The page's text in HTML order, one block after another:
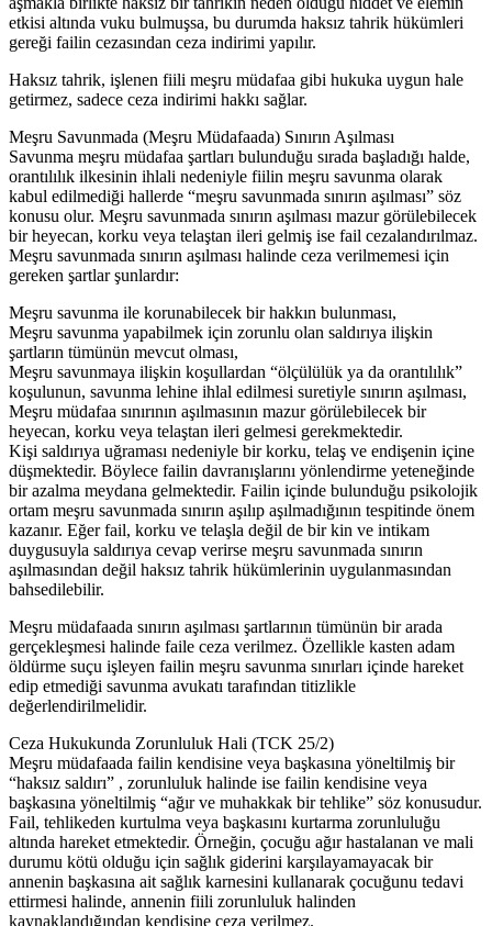
etkisi altında vuku bulmuşsa, bu durumda haksız tahrik hükümleri
gereği failin cezasından ceza indirimi yapılır.
Haksız tahrik, işlenen fiili meşru müdafaa gibi hukuka uygun hale
getirmez, sadece ceza indirimi hakkı sağlar.
Meşru Savunmada (Meşru Müdafaada) Sınırın Aşılması
Savunma meşru müdafaa şartları bulunduğu sırada başladığı halde,
orantılılık ilkesinin ihlali nedeniyle fiilin meşru savunma olarak
kabul edilmediği hallerde “meşru savunmada sınırın aşılması” söz
konusu olur. Meşru savunmada sınırın aşılması mazur görülebilecek
bir heyecan, korku veya telaştan ileri gelmiş ise fail cezalandırılmaz.
Meşru savunmada sınırın aşılması halinde ceza verilmemesi için
gereken şartlar şunlardır:
Meşru savunma ile korunabilecek bir hakkın bulunması,
Meşru savunma yapabilmek için zorunlu olan saldırıya ilişkin
şartların tümünün mevcut olması,
Meşru savunmaya ilişkin koşullardan “ölçülülük ya da orantılılık”
koşulunun, savunma lehine ihlal edilmesi suretiyle sınırın aşılması,
Meşru müdafaa sınırının aşılmasının mazur görülebilecek bir
heyecan, korku veya telaştan ileri gelmesi gerekmektedir.
Kişi saldırıya uğraması nedeniyle bir korku, telaş ve endişenin içine
düşmektedir. Böylece failin davranışlarını yönlendirme yeteneğinde
bir azalma meydana gelmektedir. Failin içinde bulunduğu psikolojik
ortam meşru savunmada sınırın aşılıp aşılmadığının tespitinde önem
kazanır. Eğer fail, korku ve telaşla değil de bir kin ve intikam
duygusuyla saldırıya cevap verirse meşru savunmada sınırın
aşılmasından değil haksız tahrik hükümlerinin uygulanmasından
bahsedilebilir.
Meşru müdafaada sınırın aşılması şartlarının tümünün bir arada
gerçekleşmesi halinde faile ceza verilmez. Özellikle kasten adam
öldürme suçu işleyen failin meşru savunma sınırları içinde hareket
edip etmediği savunma avukatı tarafından titizlikle
değerlendirilmelidir.
Ceza Hukukunda Zorunluluk Hali (TCK 25/2)
Meşru müdafaada failin kendisine veya başkasına yöneltilmiş bir
“haksız saldırı” , zorunluluk halinde ise failin kendisine veya
başkasına yöneltilmiş “ağır ve muhakkak bir tehlike” söz konusudur.
Fail, tehlikeden kurtulma veya başkasını kurtarma zorunluluğu
altında hareket etmektedir. Örneğin, çocuğu ağır hastalanan ve mali
durumu kötü olduğu için sağlık giderini karşılayamayacak bir
annenin başkasına ait sağlık karnesini kullanarak çocuğunu tedavi
ettirmesi halinde, annenin fiili zorunluluk halinden
kaynaklandığından kendisine ceza verilmez.